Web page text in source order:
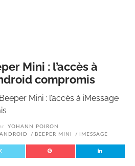
Mini : l’accès à
compromis
Mini : l’accès à iMessage
YOHANN POIRON
ANDROID BEEPER MINI IMESSAGE